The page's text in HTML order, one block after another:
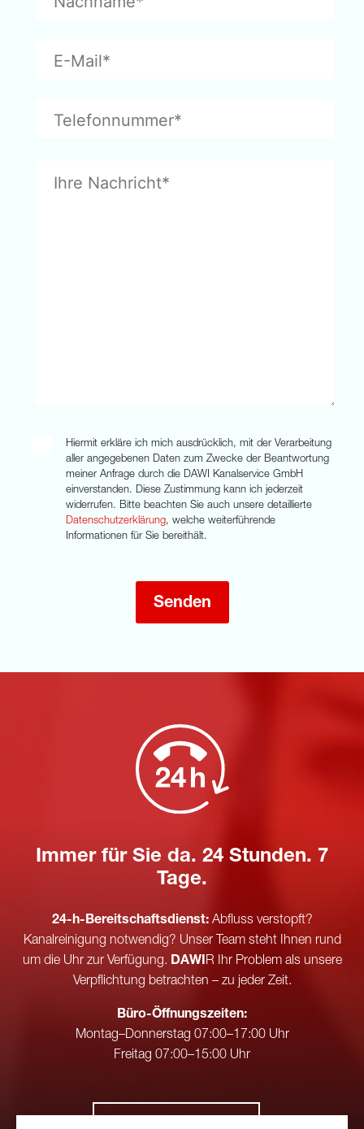
Hiermit erkläre ich mich ausdrücklich, mit der Verarbeitung
aller angegebenen Daten zum Zwecke der Beantwortung
meiner Anfrage durch die DAWI Kanalservice GmbH
einverstanden. Diese Zustimmung kann ich jederzeit
widerrufen. Bitte beachten Sie auch unsere detaillierte
Datenschutzerklärung, welche weiterführende
Informationen für Sie bereithält.
Immer für Sie da. 24 Stunden. 7
Tage.
24-h-Bereitschaftsdienst:Abfluss verstopft?
Kanalreinigung notwendig? Unser Team steht Ihnen rund
um die Uhr zur Verfügung. DAWIR Ihr Problem als unsere
Verpflichtung betrachten – zu jeder Zeit.
Büro-Öffnungszeiten:
Montag–Donnerstag 07:00–17:00 Uhr
Freitag 07:00–15:00 Uhr